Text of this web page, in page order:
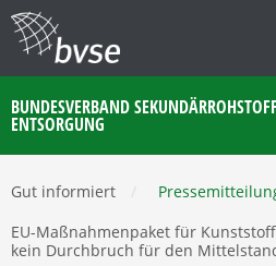
BUNDESVERBAND
ENTSORGUNG
Gut informiert
EU-Maßnahmenpaket für
kein Durchbruch für den